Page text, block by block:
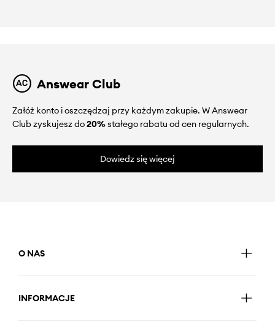
Answear Club
Załóż konto i oszczędzaj przy każdym zakupie. W Answear
Club zyskujesz do20%stałego rabatu od cen regularnych.
Dowiedz się więcej
O NAS
INFORMACJE